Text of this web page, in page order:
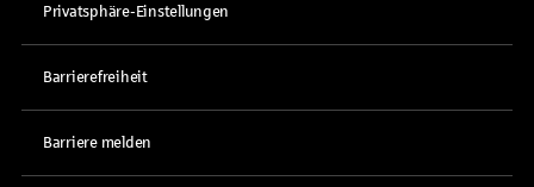
Privatsphäre-Einstellungen
Barrierefreiheit
Barriere melden